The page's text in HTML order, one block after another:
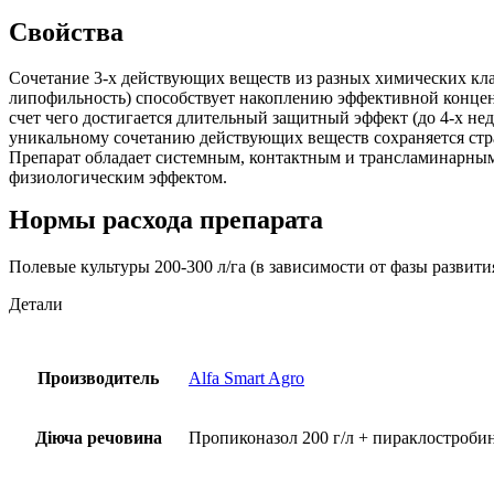
Свойства
Сочетание 3-х действующих веществ из разных химических
липофильность) способствует накоплению эффективной
счет чего достигается длительный защитный эффект (до 4-х
уникальному сочетанию действующих веществ сохраняется
Препарат обладает системным, контактным и
физиологическим эффектом.
Нормы расхода препарата
Полевые культуры 200-300 л/га (в зависимости от фазы
Детали
Производитель Alfa Smart Agro
Діюча речовина Пропиконазол 200 г/л +